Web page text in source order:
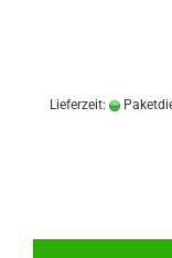
Lieferzeit: